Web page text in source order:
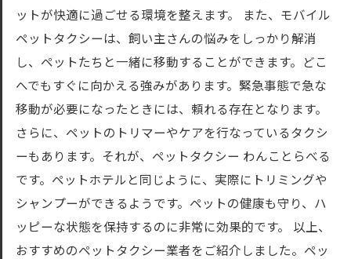
ットが快適に過ごせる環境を整えます。 また、モバイル
ペットタクシーは、飼い主さんの悩みをしっかり解消
し、ペットたちと一緒に移動することができます。どこ
へでもすぐに向かえる強みがあります。緊急事態で急な
移動が必要になったときには、頼れる存在となります。
さらに、ペットのトリマーやケアを行なっているタクシ
ーもあります。それが、ペットタクシー わんことらべる
です。ペットホテルと同じように、実際にトリミングや
シャンプーができるようです。ペットの健康も守り、ハ
ッピーな状態を保持するのに非常に効果的です。 以上、
おすすめのペットタクシー業者をご紹介しました。ペッ